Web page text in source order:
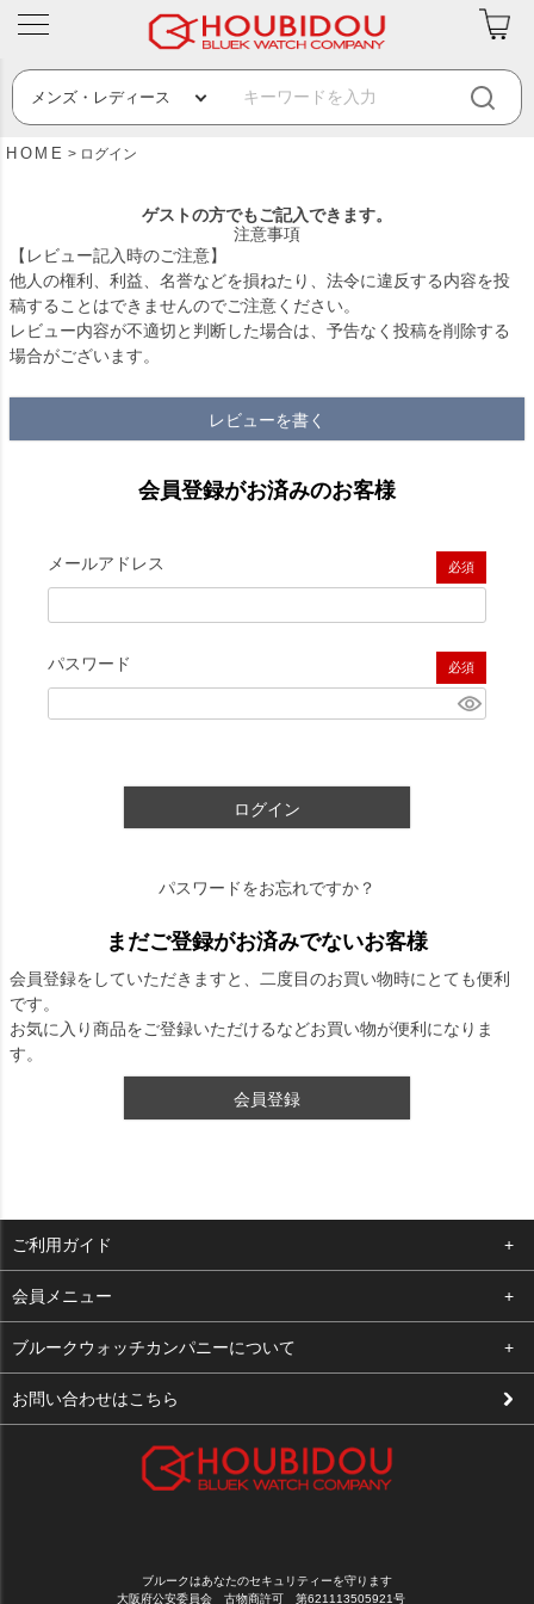
HOME ログイン
ゲストの方でもご記入できます。
注意事項
【レビュー記入時のご注意】
他人の権利、利益、名誉などを損ねたり、法令に違反する内容を投
稿することはできませんのでご注意ください。
レビュー内容が不適切と判断した場合は、予告なく投稿を削除する
場合がございます。
レビューを書く
会員登録がお済みのお客様
メールアドレス
(必須)
パスワード
(必須)
ログイン
パスワードをお忘れですか？
まだご登録がお済みでないお客様
会員登録をしていただきますと、二度目のお買い物時にとても便利
です。
お気に入り商品をご登録いただけるなどお買い物が便利になりま
す。
会員登録
ご利用ガイド
よくある質問
支払い・送料
修理依頼
会員メニュー
ログイン
お気に入り
ブルークウォッチカンパニーについて
会社概要
お問い合わせはこちら
ブルークはあなたのセキュリティーを守ります
大阪府公安委員会 古物商許可 第621113505921号